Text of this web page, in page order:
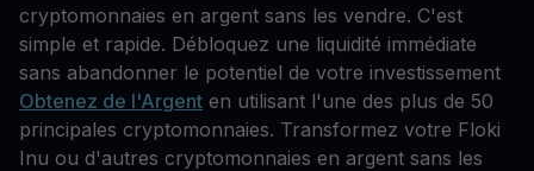
cryptomonnaies en argent sans les vendre. C'est
simple et rapide. Débloquez une liquidité immédiate
sans abandonner le potentiel de votre investissement
Obtenez de l'Argent en utilisant l'une des plus de 50
principales cryptomonnaies. Transformez votre Floki
Inu ou d'autres cryptomonnaies en argent sans les